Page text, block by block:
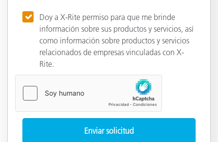
Doy a X-Rite permiso para que me brinde
información sobre sus productos y servicios, así
como información sobre productos y servicios
relacionados de empresas vinculadas con X-
Rite.